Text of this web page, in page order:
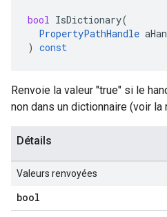
bool IsDictionary(
PropertyPathHandle
) const
Renvoie la valeur "true" si le
non dans un dictionnaire (voir
Détails
Valeurs renvoyées
bool